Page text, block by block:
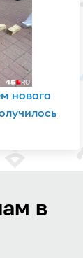
нового
в